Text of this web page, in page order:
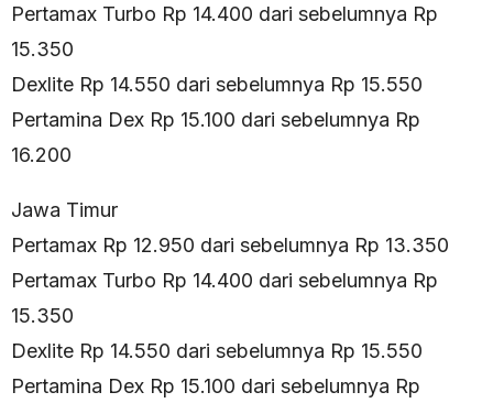
Pertamax Turbo Rp 14.400 dari sebelumnya Rp
15.350
Dexlite Rp 14.550 dari sebelumnya Rp 15.550
Pertamina Dex Rp 15.100 dari sebelumnya Rp
16.200
Jawa Timur
Pertamax Rp 12.950 dari sebelumnya Rp 13.350
Pertamax Turbo Rp 14.400 dari sebelumnya Rp
15.350
Dexlite Rp 14.550 dari sebelumnya Rp 15.550
Pertamina Dex Rp 15.100 dari sebelumnya Rp